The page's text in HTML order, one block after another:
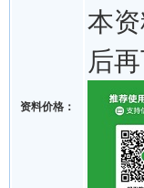
资料价格：
本
后